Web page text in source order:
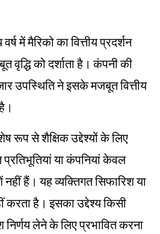
में मैरिको का वित्तीय प्रदर्शन
को दर्शाता है। कंपनी की
उपस्थिति ने इसके मजबूत वित्तीय
रूप से शैक्षिक उद्देश्यों के लिए
या कंपनियां केवल
हैं। यह व्यक्तिगत सिफारिश या
करता है। इसका उद्देश्य किसी
निर्णय लेने के लिए प्रभावित करना